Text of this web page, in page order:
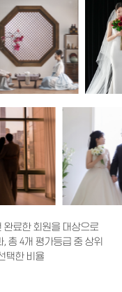
완료한 회원을 대상으로
총 4개 평가등급 중 상위
택한 비율